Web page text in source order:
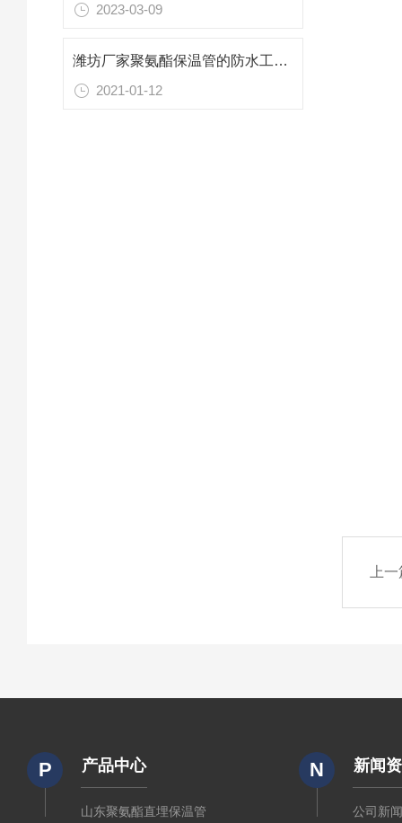
2023-03-09
潍坊厂家聚氨酯保温管的防水工作流程
2021-01-12
上
P 产品中心
山东聚氨酯直埋保温管
N 新闻
公司新